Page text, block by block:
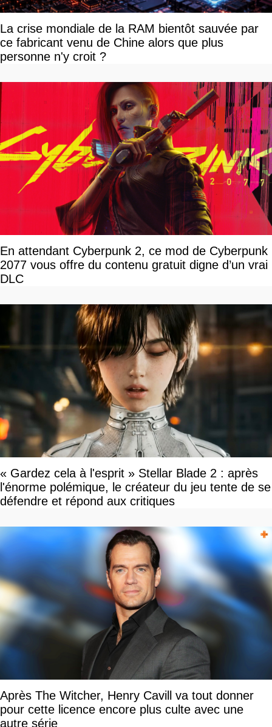
La crise mondiale de la RAM bientôt sauvée par
ce fabricant venu de Chine alors que plus
personne n'y croit ?
En attendant Cyberpunk 2, ce mod de Cyberpunk
2077 vous offre du contenu gratuit digne d’un vrai
DLC
« Gardez cela à l'esprit » Stellar Blade 2 : après
l'énorme polémique, le créateur du jeu tente de se
défendre et répond aux critiques
Après The Witcher, Henry Cavill va tout donner
pour cette licence encore plus culte avec une
autre série